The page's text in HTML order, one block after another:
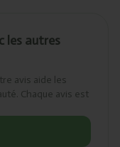
les autres
avis aide les
Chaque avis est